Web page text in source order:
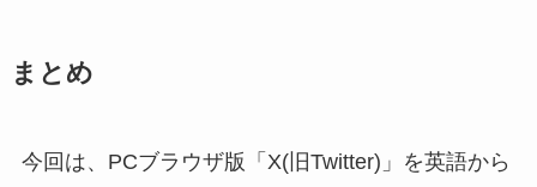
まとめ
今回は、PCブラウザ版「X(旧Twitter)」を英語から